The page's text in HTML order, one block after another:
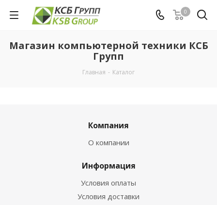
0
Магазин компьютерной техники КСБ
Групп
Главная - Каталог
Компания
О компании
Информация
Условия оплаты
Условия доставки